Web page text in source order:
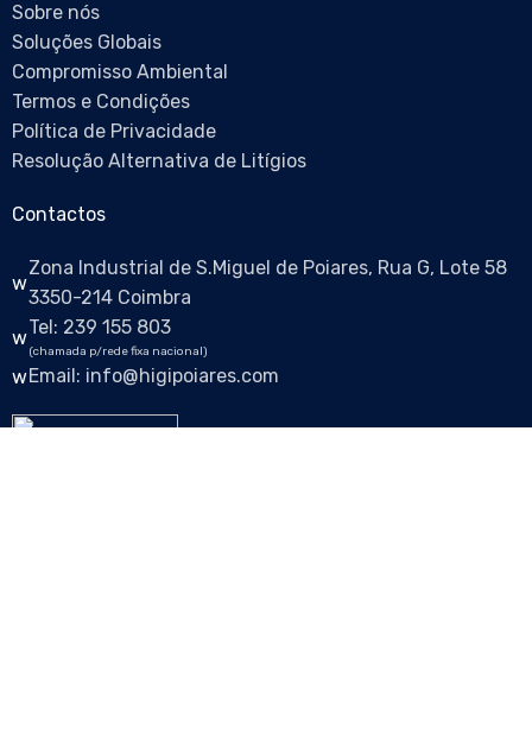
Sobre nós
Soluções Globais
Compromisso Ambiental
Termos e Condições
Política de Privacidade
Resolução Alternativa de Litígios
Contactos
Zona Industrial de S.Miguel de Poiares, Rua G, Lote 58
3350-214 Coimbra
Tel: 239 155 803
(chamada p/rede fixa nacional)
Email: info@higipoiares.com